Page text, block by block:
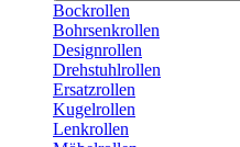
Bockrollen
Bohrsenkrollen
Designrollen
Drehstuhlrollen
Ersatzrollen
Kugelrollen
Lenkrollen